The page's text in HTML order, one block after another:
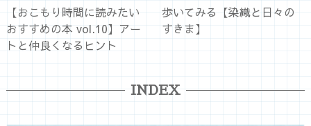
【おこもり時間に読みたい
おすすめの本 vol.10】アー
トと仲良くなるヒント
歩いてみる【染織と日々の
すきま】
INDEX